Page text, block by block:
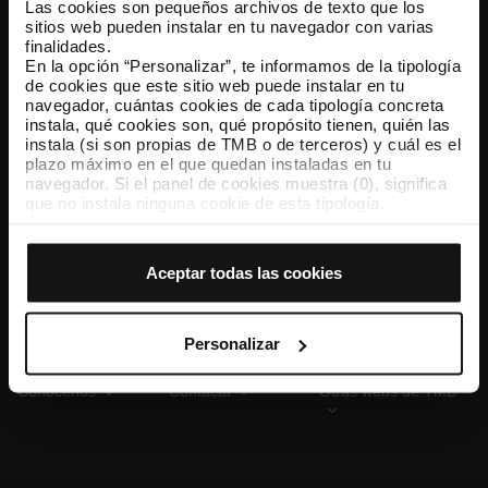
Las cookies son pequeños archivos de texto que los
sitios web pueden instalar en tu navegador con varias
finalidades.
En la opción “Personalizar”, te informamos de la tipología
de cookies que este sitio web puede instalar en tu
navegador, cuántas cookies de cada tipología concreta
instala, qué cookies son, qué propósito tienen, quién las
instala (si son propias de TMB o de terceros) y cuál es el
plazo máximo en el que quedan instaladas en tu
navegador. Si el panel de cookies muestra (0), significa
que no instala ninguna cookie de esta tipología.
que todas estas cookies se instalen en tu navegador.
tipología de cookies permite indicar si quieres que se
instalen o no las cookies de esa clase.
Una vez que hayas marcado tus preferencias, debes
hacer clic en “Seleccionar y configurar”. Así se instalarán
previamente. Te sugerimos que selecciones las cookies
de personalización, porque permiten recordar tus
opciones de navegación (como el idioma) y mejoran tu
Aceptar todas las cookies
Personalizar
TMB App
Descárgate TMB App y compra tus billetes
App Store Google Play
Conócenos Contacta Otras webs de TMB